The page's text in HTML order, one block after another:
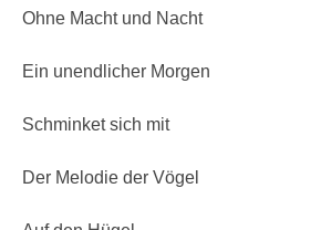
Ohne Macht und Nacht
Ein unendlicher Morgen
Schminket sich mit
Der Melodie der Vögel